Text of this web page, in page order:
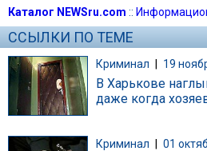
Каталог NEWSru.com ::
ССЫЛКИ ПО ТЕМЕ
Криминал | 19
В Харькове
даже когда
Криминал 01